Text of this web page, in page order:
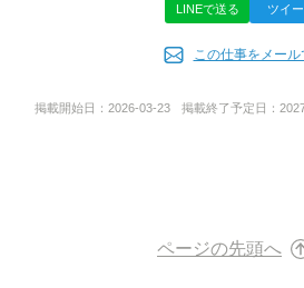
◇もし面接日の都合が悪くなった際は、
LINEで送る ツイ
この仕事をメール
掲載開始日： 2026-03-23 掲載終了予定日：
ページの先頭へ